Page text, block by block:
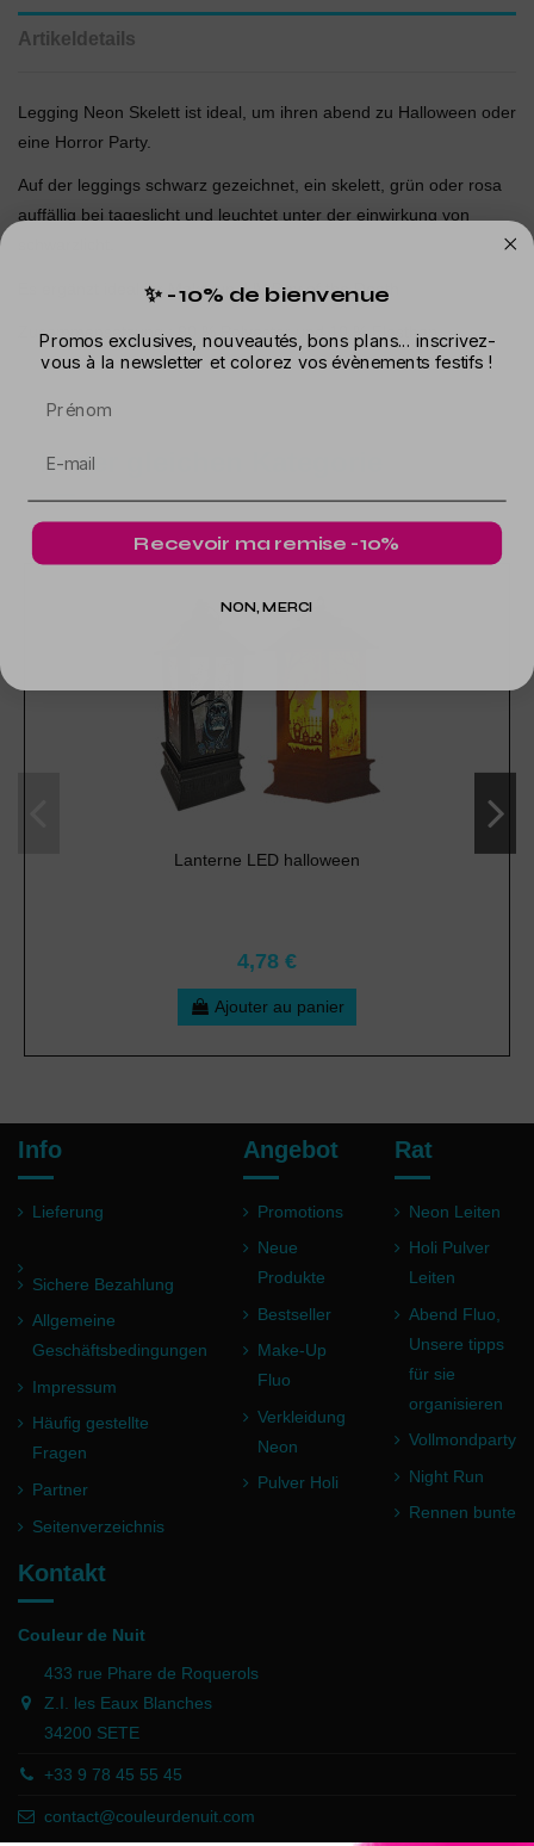
Artikeldetails
Legging Neon Skelett ist ideal, um ihren abend zu Halloween oder
eine Horror Party.
Auf der leggings schwarz gezeichnet, ein skelett, grün oder rosa
auffällig bei tageslicht und leuchtet unter der einwirkung von
Es ergänzt ideal ihr Make-up, UV-Day of the Death
Zusammensetzung : 90 % Polyester und 10 % Elasthan.
In der gleichen Kategorie
Lanterne LED halloween
4,78 €
Ajouter au panier
Info
Lieferung
Sichere Bezahlung
Allgemeine
Geschäftsbedingungen
Impressum
Häufig gestellte
Fragen
Partner
Seitenverzeichnis
Angebot
Promotions
Neue
Produkte
Bestseller
Make-Up
Fluo
Verkleidung
Neon
Pulver Holi
Rat
Neon Leiten
Holi Pulver
Leiten
Abend Fluo,
Unsere tipps
für sie
organisieren
Vollmondparty
Night Run
Rennen bunte
Kontakt
Couleur de Nuit
433 rue Phare de Roquerols
Z.I. les Eaux Blanches
34200 SETE
+33 9 78 45 55 45
contact@couleurdenuit.com
✨ -10% de bienvenue
Promos exclusives, nouveautés, bons plans... inscrivez-
vous à la newsletter et colorez vos évènements festifs !
Recevoir ma remise -10%
NON, MERCI